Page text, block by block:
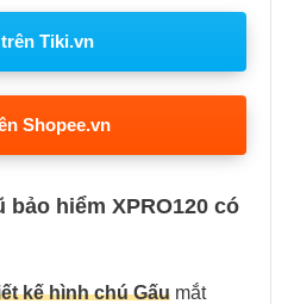
Tiki.vn
Shopee.vn
hiểm XPRO120 có
kế hình chú Gấu mắt